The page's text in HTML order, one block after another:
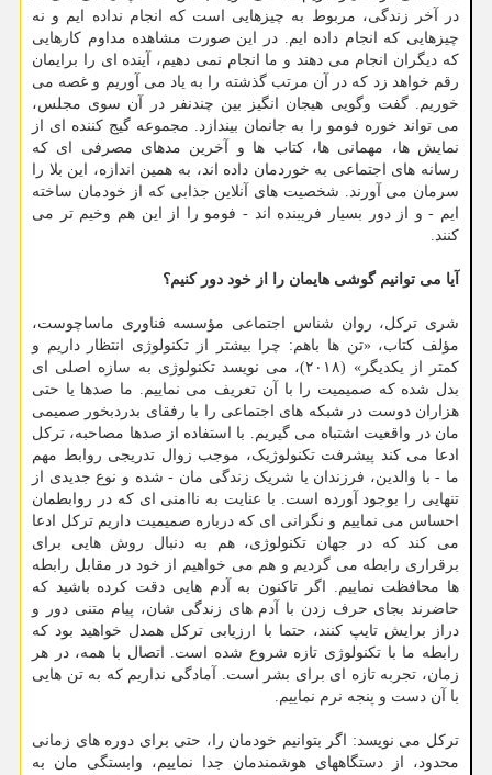
در آخر زندگی، مربوط به چیزهایی است که انجام نداده ایم و نه
چیزهایی که انجام داده ایم. در این صورت مشاهده مداوم کارهایی
که دیگران انجام می دهند و ما انجام نمی دهیم، آینده ای را برایمان
رقم خواهد زد که در آن مرتب گذشته را به یاد می آوریم و غصه می
خوریم. گفت وگویی هیجان انگیز بین چندنفر در آن سوی مجلس،
می تواند خوره فومو را به جانمان بیندازد. مجموعه گیج کننده ای از
نمایش ها، مهمانی ها، کتاب ها و آخرین مدهای مصرفی ای که
رسانه های اجتماعی به خوردمان داده اند، به همین اندازه، این بلا را
سرمان می آورند. شخصیت های آنلاین جذابی که از خودمان ساخته
ایم - و از دور بسیار فریبنده اند - فومو را از این هم وخیم تر می
کنند.
آیا می توانیم گوشی هایمان را از خود دور کنیم؟
شری ترکل، روان شناس اجتماعی مؤسسه فناوری ماساچوست،
مؤلف کتاب، «تن ها باهم: چرا بیشتر از تکنولوژی انتظار داریم و
کمتر از یکدیگر» (۲۰۱۸)، می نویسد تکنولوژی به سازه اصلی ای
بدل شده که صمیمیت را با آن تعریف می نماییم. ما صدها یا حتی
هزاران دوست در شبکه های اجتماعی را با رفقای بدردبخور صمیمی
مان در واقعیت اشتباه می گیریم. با استفاده از صدها مصاحبه، ترکل
ادعا می کند پیشرفت تکنولوژیک، موجب زوال تدریجی روابط مهم
ما - با والدین، فرزندان یا شریک زندگی مان - شده و نوع جدیدی از
تنهایی را بوجود آورده است. با عنایت به ناامنی ای که در روابطمان
احساس می نماییم و نگرانی ای که درباره صمیمیت داریم ترکل ادعا
می کند که در جهان تکنولوژی، هم به دنبال روش هایی برای
برقراری رابطه می گردیم و هم می خواهیم از خود در مقابل رابطه
ها محافظت نماییم. اگر تاکنون به آدم هایی دقت کرده باشید که
حاضرند بجای حرف زدن با آدم های زندگی شان، پیام متنی دور و
دراز برایش تایپ کنند، حتما با ارزیابی ترکل همدل خواهید بود که
رابطه ما با تکنولوژی تازه شروع شده است. اتصال با همه، در هر
زمان، تجربه تازه ای برای بشر است. آمادگی نداریم که به تن هایی
با آن دست و پنجه نرم نماییم.
ترکل می نویسد: اگر بتوانیم خودمان را، حتی برای دوره های زمانی
محدود، از دستگاههای هوشمندمان جدا نماییم، وابستگی مان به